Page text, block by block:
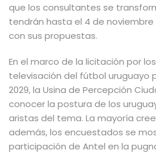
que los consultantes se
tendrán hasta el 4 de
con sus propuestas.
En el marco de la licitación por
televisación del fútbol uruguayo
2029, la Usina de Percepción
conocer la postura de los
aristas del tema. La mayoría
además, los encuestados se
participación de Antel en la